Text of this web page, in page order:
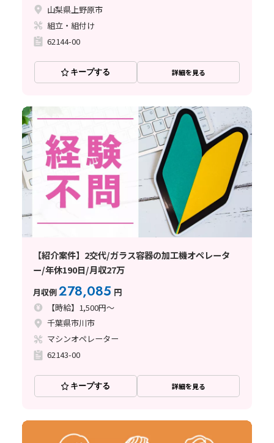
山梨県上野原市
組立・組付け
62144-00
キープする 詳細を見る
【紹介案件】2交代/ガラス容器の加工機オペレータ
ー/年休190日/月収27万
月収例278,085 円
【時給】1,500円～
千葉県市川市
マシンオペレーター
62143-00
キープする 詳細を見る